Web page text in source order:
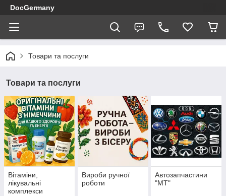
DocGermany
Товари та послуги
Товари та послуги
Вітаміни,
лікувальні
комплекси
Вироби ручної
роботи
Автозапчастини
"МТ"